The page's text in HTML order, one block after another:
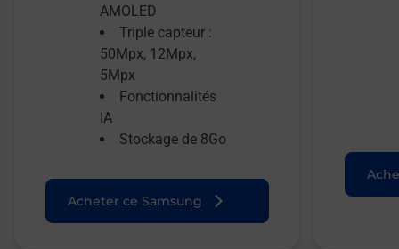
AMOLED
Triple capteur :
50Mpx, 12Mpx,
5Mpx
Fonctionnalités
IA
Stockage de 8Go
Acheter ce Samsung